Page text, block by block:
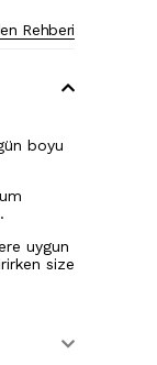
Rehberi
boyu
uygun
size